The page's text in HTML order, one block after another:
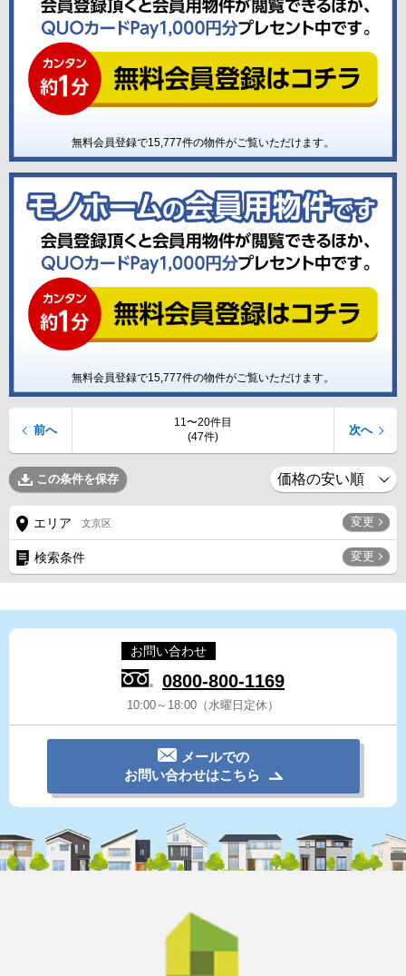
無料会員登録で15,777件の物件がご覧いただけます。
無料会員登録で15,777件の物件がご覧いただけます。
11〜20件目
(47件)
前へ 次へ
この条件を保存
エリア 文京区 変更
検索条件 変更
お問い合わせ
0800-800-1169
10:00～18:00（水曜日定休）
メールでの
お問い合わせはこちら